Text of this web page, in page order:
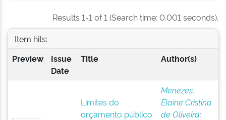
Results 1-1 of 1 (Search time: 0.001 seconds).
Item hits:
Preview
Issue
Date
Title Author(s)
Limites do
orçamento público
Menezes,
Elaine Cristina
de Oliveira;